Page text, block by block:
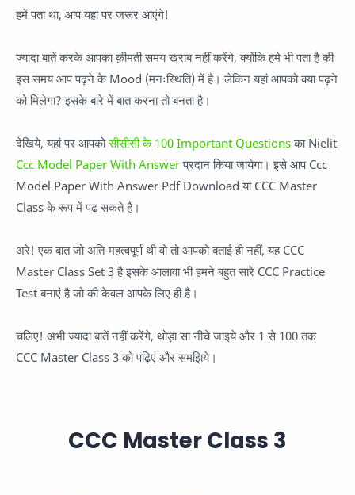
हमें पता था, आप यहां पर जरूर आएंगे!
ज्यादा बातें करके आपका क़ीमती समय खराब नहीं करेंगे, क्योंकि हमे भी पता है की
इस समय आप पढ़ने के Mood (मनःस्थिति) में है। लेकिन यहां आपको क्या पढ़ने
को मिलेगा? इसके बारे में बात करना तो बनता है।
देखिये, यहां पर आपकोसीसीसी के 100 Important Questionsका Nielit
Ccc Model Paper With Answerप्रदान किया जायेगा। इसे आप Ccc
Model Paper With Answer Pdf Download या CCC Master
Class के रूप में पढ़ सकते है।
अरे! एक बात जो अति-महत्वपूर्ण थी वो तो आपको बताई ही नहीं, यह CCC
Master Class Set 3 है इसके आलावा भी हमने बहुत सारे CCC Practice
Test बनाएं है जो की केवल आपके लिए ही है।
चलिए! अभी ज्यादा बातें नहीं करेंगे, थोड़ा सा नीचे जाइये और 1 से 100 तक
CCC Master Class 3 को पढ़िए और समझिये।
CCC Master Class 3